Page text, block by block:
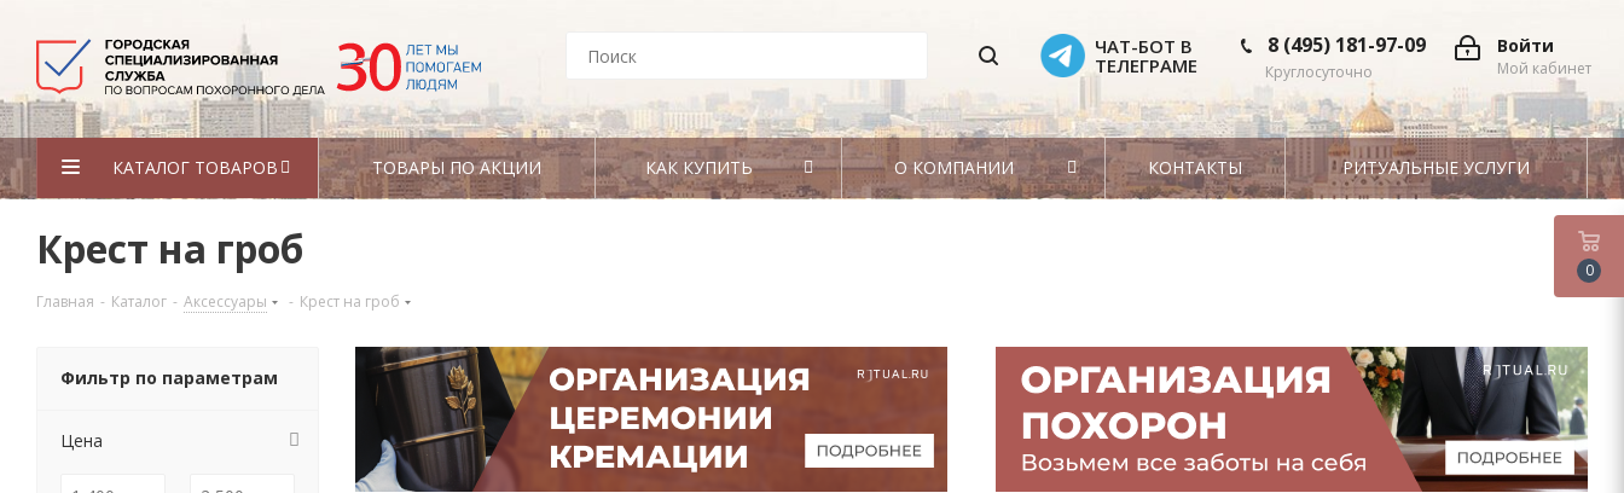
Войти
Мой кабинет
8 (495) 181-97-09
Круглосуточно
ЧАТ-БОТ В
ТЕЛЕГРАМЕ
КАТАЛОГ ТОВАРОВ ТОВАРЫ ПО АКЦИИ КАК КУПИТЬ О КОМПАНИИ КОНТАКТЫ РИТУАЛЬНЫЕ УСЛУГИ
Крест на гроб
Главная - Каталог - Аксессуары - Крест на гроб
Фильтр по параметрам
Цена
0